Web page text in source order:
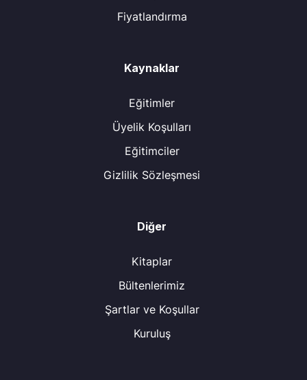
Fiyatlandırma
Kaynaklar
Eğitimler
Üyelik Koşulları
Eğitimciler
Gizlilik Sözleşmesi
Diğer
Kitaplar
Bültenlerimiz
Şartlar ve Koşullar
Kuruluş